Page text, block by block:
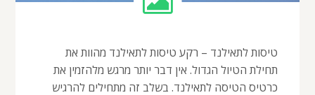
טיסות לתאילנד – רקע טיסות לתאילנד מהוות את
תחילת הטיול הגדול. אין דבר יותר מרגש מלהזמין את
כרטיס הטיסה לתאילנד. בשלב זה מתחילים להרגיש